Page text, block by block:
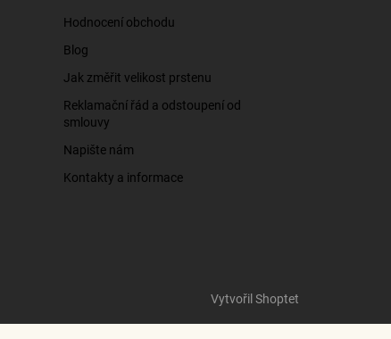
Hodnocení obchodu
Blog
Jak změřit velikost prstenu
Reklamační řád a odstoupení od
smlouvy
Napište nám
Kontakty a informace
Vytvořil Shoptet